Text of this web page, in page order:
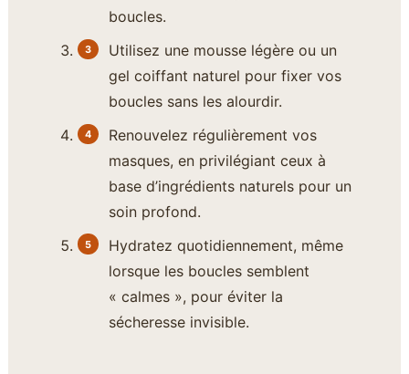
boucles.
Utilisez une mousse légère ou un
gel coiffant naturel pour fixer vos
boucles sans les alourdir.
Renouvelez régulièrement vos
masques, en privilégiant ceux à
base d’ingrédients naturels pour un
soin profond.
Hydratez quotidiennement, même
lorsque les boucles semblent
« calmes », pour éviter la
sécheresse invisible.